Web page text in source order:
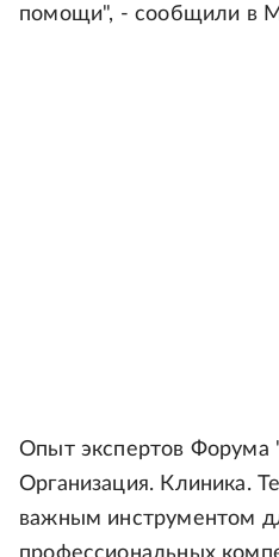
помощи", - сообщили в
Опыт экспертов Форума
Организация. Клиника.
важным инструментом